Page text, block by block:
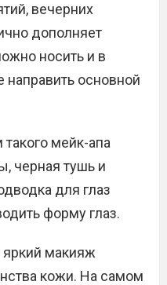
вечерних
дополняет
носить и в
направить основной
мейк-апа
черная тушь и
для глаз
форму глаз.
макияж
кожи. На самом